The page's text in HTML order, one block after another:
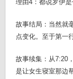
理由4：都说罗伊
故事结局：当然就
点变化。至于第一
故事续集：从7:20
是让女生寝室那边